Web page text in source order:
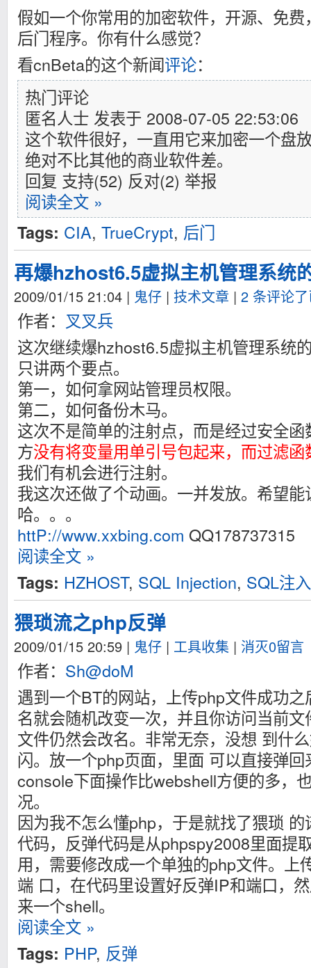
假如一个你常用的加密软件，开源、免
后门程序。你有什么感觉？
看cnBeta的这个新闻评论：
热门评论
匿名人士 发表于 2008-07-05 22:53:06
这个软件很好，一直用它来加密一个盘
绝对不比其他的商业软件差。
回复 支持(52) 反对(2) 举报
阅读全文 »
Tags: CIA, TrueCrypt, 后门
再爆hzhost6.5虚拟主机管理系统
2009/01/15 21:04 | 鬼仔 | 技术文章 | 2 条评论
作者： 叉叉兵
这次继续爆hzhost6.5虚拟主机管理系统
只讲两个要点。
第一，如何拿网站管理员权限。
第二，如何备份木马。
这次不是简单的注射点，而是经过安全
方没有将变量用单引号包起来，而过滤
我们有机会进行注射。
我这次还做了个动画。一并发放。希望能
哈。。。
httP://www.xxbing.com QQ178737315
阅读全文 »
Tags: HZHOST, SQL Injection, SQL注入
猥琐流之php反弹
2009/01/15 20:59 | 鬼仔 | 工具收集 | 消灭0留言
作者： Sh@doM
遇到一个BT的网站，上传php文件成功
名就会随机改变一次，并且你访问当前
文件仍然会改名。非常无奈，没想 到什
闪。放一个php页面，里面 可以直接弹
console下面操作比webshell方便的多，
况。
因为我不怎么懂php，于是就找了猥琐
代码，反弹代码是从phpspy2008里面提
用，需要修改成一个单独的php文件。上
端 口，在代码里设置好反弹IP和端口，
来一个shell。
阅读全文 »
Tags: PHP, 反弹